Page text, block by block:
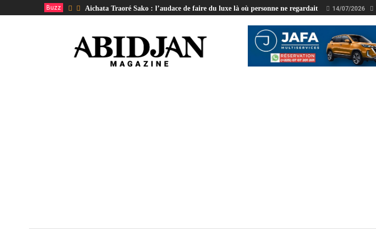
Buzz Aichata Traoré Sako : l’audace de faire du luxe là où personne ne regardait 14/07/2026